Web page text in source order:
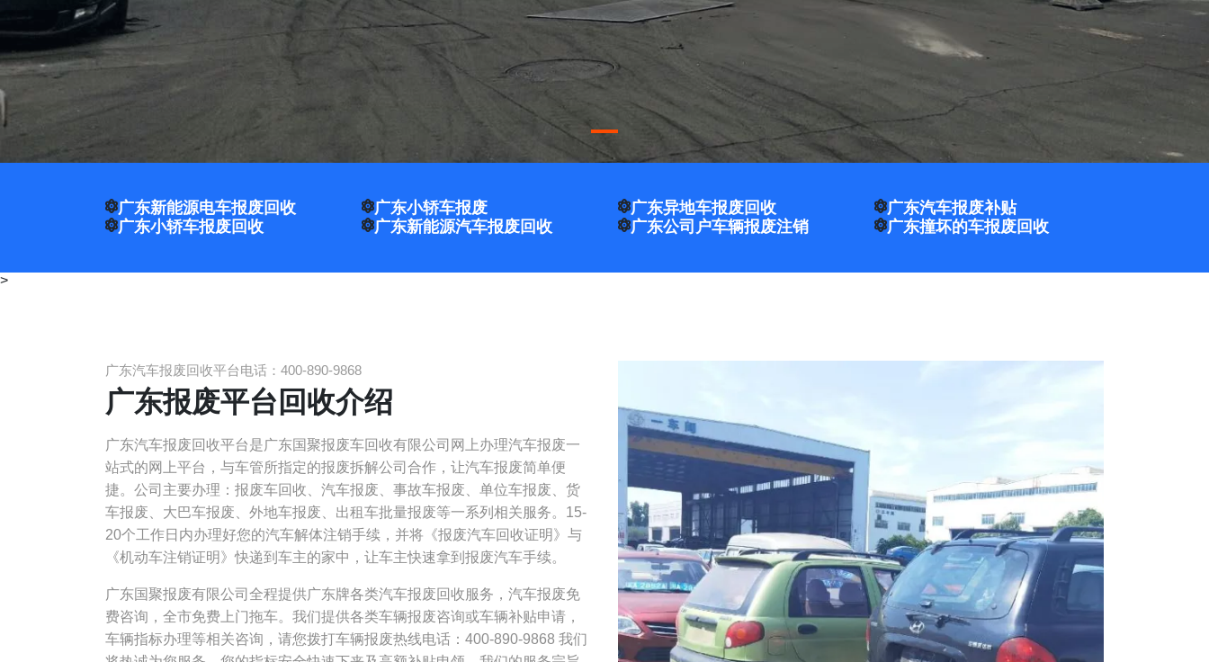
广东新能源电车报废回收 广东小轿车报废 广东异地车报废回收
广东汽车报废补贴
广东小轿车报废回收
广东新能源汽车报废回收 广东公司户车辆报废注销 广东撞坏的车报废回收
>
广东汽车报废回收平台电话：400-890-9868
广东报废平台回收介绍
广东汽车报废回收平台是广东国聚报废车回收有限公司网上办理汽车报废一
站式的网上平台，与车管所指定的报废拆解公司合作，让汽车报废简单便
捷。公司主要办理：报废车回收、汽车报废、事故车报废、单位车报废、货
车报废、大巴车报废、外地车报废、出租车批量报废等一系列相关服务。15-
20个工作日内办理好您的汽车解体注销手续，并将《报废汽车回收证明》与
《机动车注销证明》快递到车主的家中，让车主快速拿到报废汽车手续。
广东国聚报废有限公司全程提供广东牌各类汽车报废回收服务，汽车报废免
费咨询，全市免费上门拖车。我们提供各类车辆报废咨询或车辆补贴申请，
车辆指标办理等相关咨询，请您拨打车辆报废热线电话：400-890-9868 我们